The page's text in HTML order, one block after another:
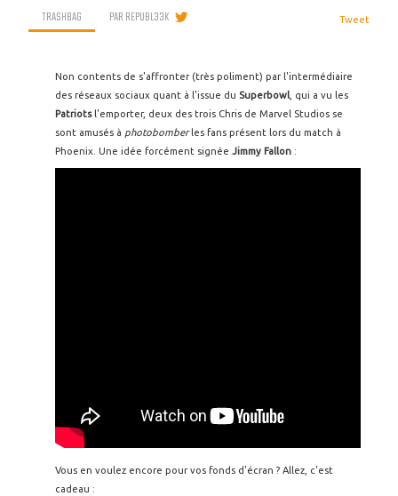
TRASHBAG PARREPUBL33K Tweet
Non contents de s'affronter (très poliment) par l'intermédiaire
des réseaux sociaux quant à l'issue du Superbowl , qui a vu les
Patriotsl'emporter, deux des trois Chris de Marvel Studios se
sont amusés à photobomberles fans présent lors du match à
Phoenix. Une idée forcément signée Jimmy Fallon :
Vous en voulez encore pour vos fonds d'écran ? Allez, c'est
cadeau :